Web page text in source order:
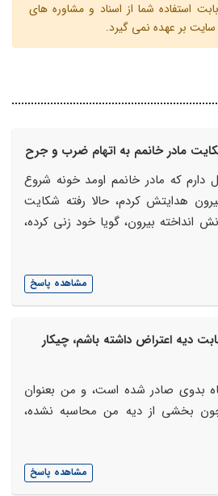
استفاده شما از اسناد و مشاوره های
بر عهده نمی گیرد.
مادر خانمم به اتهام ضرب و جرح
که مادر خانمم اومد خونه شروع
هدایتش کردم، حالا رفته شکایت
انداخته بیرون، گویا خود زنی کرده،
مشاهده پاسخ
دیه اعتراض داشته باشم، چیکار
بدوی صادر شده است، و من بعنوان
بخشی از دیه من محاسبه نشده،
مشاهده پاسخ